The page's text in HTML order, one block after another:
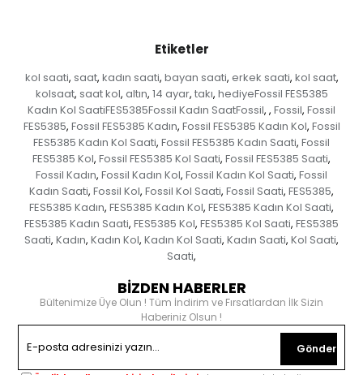
Etiketler
kol saati, saat, kadın saati, bayan saati, erkek saati, kol saat,
kolsaat, saat kol, altın, 14 ayar, takı, hediyeFossil FES5385
Kadın Kol SaatiFES5385Fossil Kadın SaatFossil, , Fossil, Fossil
FES5385, Fossil FES5385 Kadın, Fossil FES5385 Kadın Kol, Fossil
FES5385 Kadın Kol Saati, Fossil FES5385 Kadın Saati, Fossil
FES5385 Kol, Fossil FES5385 Kol Saati, Fossil FES5385 Saati,
Fossil Kadın, Fossil Kadın Kol, Fossil Kadın Kol Saati, Fossil
Kadın Saati, Fossil Kol, Fossil Kol Saati, Fossil Saati, FES5385,
FES5385 Kadın, FES5385 Kadın Kol, FES5385 Kadın Kol Saati,
FES5385 Kadın Saati, FES5385 Kol, FES5385 Kol Saati, FES5385
Saati, Kadın, Kadın Kol, Kadın Kol Saati, Kadın Saati, Kol Saati,
Saati,
BİZDEN HABERLER
Bültenimize Üye Olun ! Tüm İndirim ve Fırsatlardan İlk Sizin
Haberiniz Olsun !
Gönder